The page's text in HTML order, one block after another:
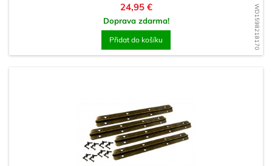
WD1598218170
Cena
24,95 €
Doprava zdarma!
Přidat do košíku